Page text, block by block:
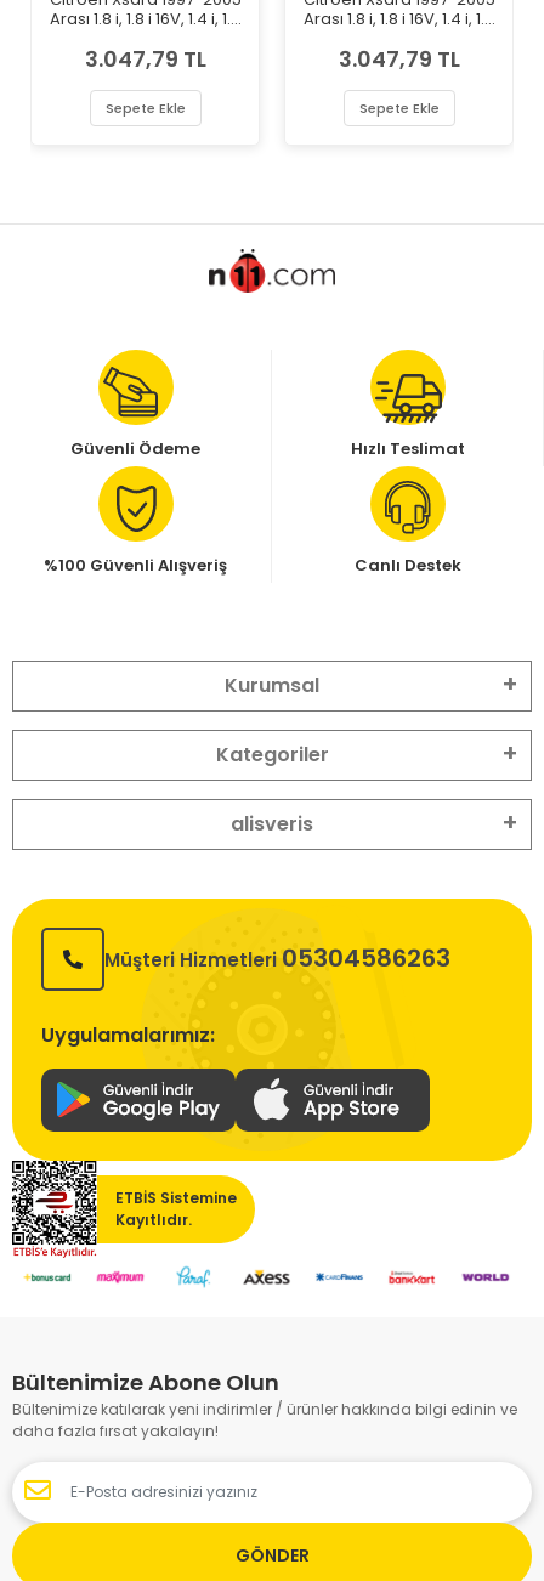
Arası 1.8 i, 1.8 i 16V, 1.4 i, 1.9
1.8 D Sol Depo Marka Far
3.047,79 TL
Sepete Ekle
Arası 1.8 i, 1.8 i 16V, 1.4 i, 1.9
1.8 D Sağ Depo Marka Far
3.047,79 TL
Sepete Ekle
Güvenli Ödeme Hızlı Teslimat
%100 Güvenli Alışveriş Canlı Destek
Kurumsal
Kategoriler
alisveris
Müşteri Hizmetleri 05304586263
Uygulamalarımız:
ETBİS Sistemine
Kayıtlıdır.
Bültenimize Abone Olun
Bültenimize katılarak yeni indirimler / ürünler hakkında bilgi edinin ve
daha fazla fırsat yakalayın!
GÖNDER